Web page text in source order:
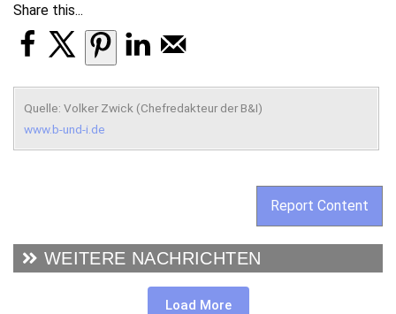
Share this...
Quelle: Volker Zwick (Chefredakteur der B&I)
www.b-und-i.de
Report Content
WEITERE NACHRICHTEN
Load More